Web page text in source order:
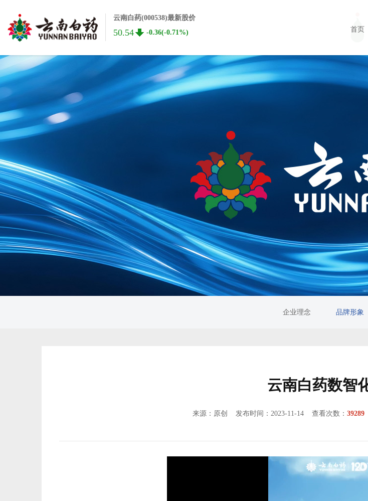
云南白药(000538)最新股价
50.54 -0.36(-0.71%) 首页
企业理念 品牌形象
云南白药数智
来源：原创 发布时间：2023-11-14 查看次数： 39289